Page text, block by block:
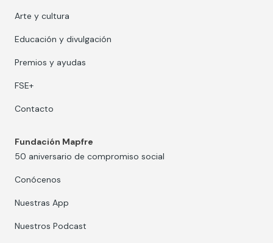
Arte y cultura
Educación y divulgación
Premios y ayudas
FSE+
Contacto
Fundación Mapfre
50 aniversario de compromiso social
Conócenos
Nuestras App
Nuestros Podcast